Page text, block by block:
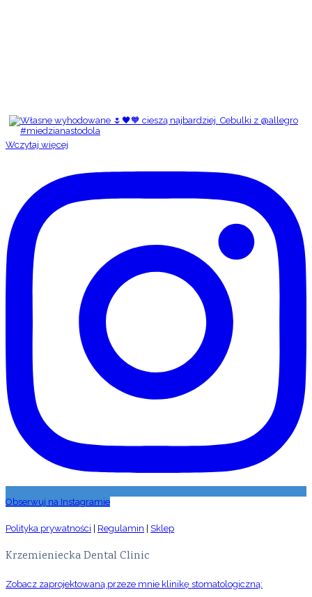
Wczytaj więcej
Obserwuj na Instagramie
Polityka prywatności | Regulamin | Sklep
Krzemieniecka Dental Clinic
Zobacz zaprojektowaną przeze mnie klinikę stomatologiczną: